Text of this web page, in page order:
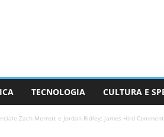
TECNOLOGIA CULTURA E
Zach Merrett e Jordan Ridley; James Hird